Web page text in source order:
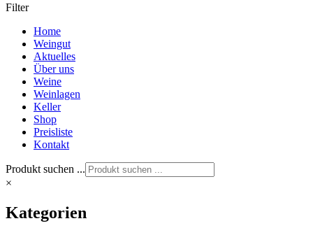
Filter
Home
Weingut
Aktuelles
Über uns
Weine
Weinlagen
Keller
Shop
Preisliste
Kontakt
Produkt suchen ...
×
Kategorien